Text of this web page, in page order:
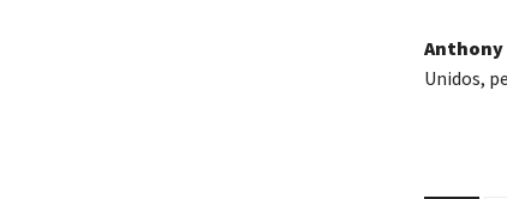
Anthony
Unidos,